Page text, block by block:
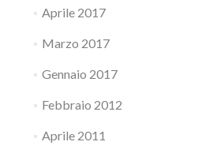
Aprile 2017
Marzo 2017
Gennaio 2017
Febbraio 2012
Aprile 2011